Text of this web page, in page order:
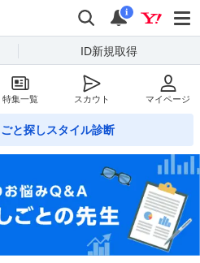
しごとカタログ
検索
通知
i
ID新規取得
特集一覧 スカウト マイページ
と探しスタイル診断